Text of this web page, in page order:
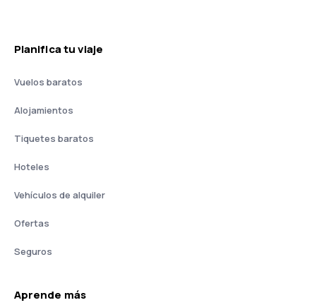
Planifica tu viaje
Vuelos baratos
Alojamientos
Tiquetes baratos
Hoteles
Vehículos de alquiler
Ofertas
Seguros
Aprende más